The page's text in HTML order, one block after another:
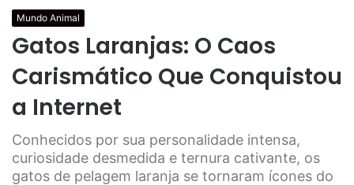
Mundo Animal
Gatos Laranjas: O Caos
Carismático Que Conquistou
a Internet
Conhecidos por sua personalidade intensa,
curiosidade desmedida e ternura cativante, os
gatos de pelagem laranja se tornaram ícones do